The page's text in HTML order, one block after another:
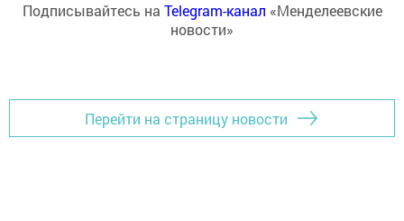
Подписывайтесь на Telegram-канал «Менделеевские
новости»
Перейти на страницу новости